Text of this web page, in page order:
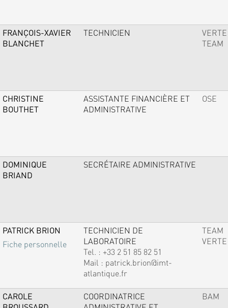
FRANÇOIS-XAVIER
BLANCHET
TECHNICIEN
VERTE
TEAM
CHRISTINE
BOUTHET
ASSISTANTE FINANCIÈRE ET
ADMINISTRATIVE
OSE
DOMINIQUE
BRIAND
SECRÉTAIRE ADMINISTRATIVE
PATRICK BRION
Fiche personnelle
TECHNICIEN DE
LABORATOIRE
Tel. : +33 2 51 85 82 51
Mail : patrick.brion@imt-
atlantique.fr
TEAM
VERTE
CAROLE
COORDINATRICE
BAM